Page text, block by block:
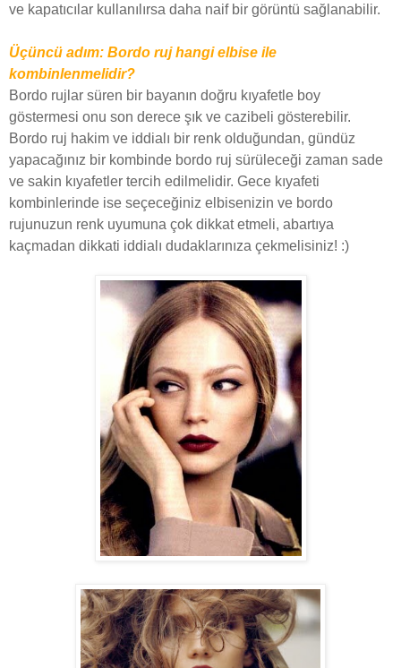
ve kapatıcılar kullanılırsa daha naif bir görüntü sağlanabilir.
Üçüncü adım: Bordo ruj hangi elbise ile
kombinlenmelidir?
Bordo rujlar süren bir bayanın doğru kıyafetle boy
göstermesi onu son derece şık ve cazibeli gösterebilir.
Bordo ruj hakim ve iddialı bir renk olduğundan, gündüz
yapacağınız bir kombinde bordo ruj sürüleceği zaman sade
ve sakin kıyafetler tercih edilmelidir. Gece kıyafeti
kombinlerinde ise seçeceğiniz elbisenizin ve bordo
rujunuzun renk uyumuna çok dikkat etmeli, abartıya
kaçmadan dikkati iddialı dudaklarınıza çekmelisiniz! :)